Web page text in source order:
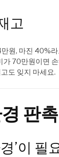
고
원, 마진 40%
70만원이면
도 잊지 마세요.
판
’이 필